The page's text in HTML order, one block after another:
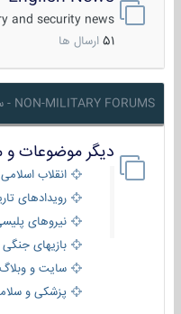
and security news
51 ارسال ها
NON-MILITARY FORUMS - سایر بخشها
دیگر موضوعات و
انقلاب اسلامی
رویدادهای
نیروهای پلیسی
بازیهای جنگی
سایت و وبلاگ ها
پزشکی و